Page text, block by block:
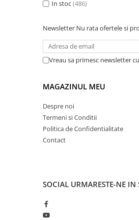
38 2/3(1)
42 2/3(1)
400 Lei - 500 Lei
Peste 1000 Lei(37)
In stoc(486)
Newsletter Nu rata ofertele si
Vreau sa primesc newsletter
MAGAZINUL MEU
Despre noi
Termeni si Conditii
Politica de Confidentialitate
Contact
SOCIAL URMARESTE-NE